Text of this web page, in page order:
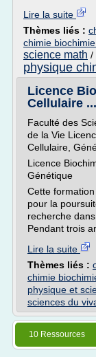
Lire la suite
Thèmes liés :
chimie
science math /
physique
Licence
Cellulaire ...
Faculté des
de la Vie
Cellulaire,
Licence
Génétique
Cette
pour la
recherche
Pendant trois
Lire la suite
Thèmes liés :
chimie
physique et
sciences du
10 Ressources